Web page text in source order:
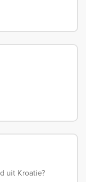
uit Kroatie?